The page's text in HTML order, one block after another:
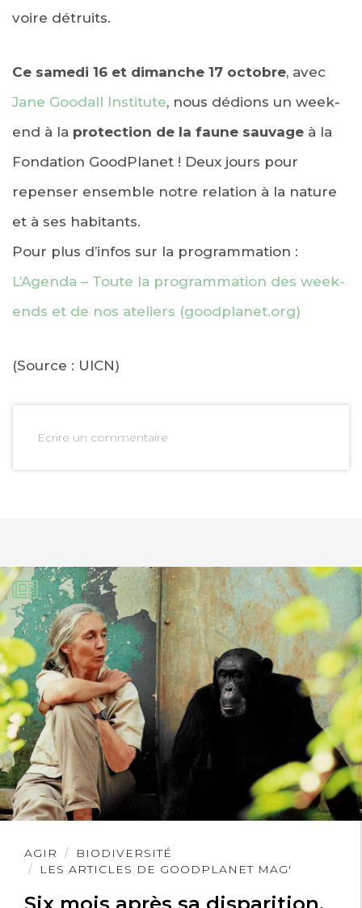
voire détruits.
Ce samedi 16 et dimanche 17 octobre, avec
Jane Goodall Institute, nous dédions un week-
end à la protection de la faune sauvage à la
Fondation GoodPlanet ! Deux jours pour
repenser ensemble notre relation à la nature
et à ses habitants.
Pour plus d’infos sur la programmation :
L’Agenda – Toute la programmation des week-
ends et de nos ateliers (goodplanet.org)
(Source : UICN)
Ecrire un commentaire
AGIR
BIODIVERSITÉ
LES ARTICLES DE GOODPLANET MAG'
Six mois après sa disparition,
Lire
l'article